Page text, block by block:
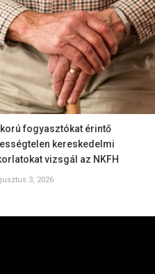
fogyasztókat érintő
kereskedelmi
vizsgál az NKFH
3, 2026